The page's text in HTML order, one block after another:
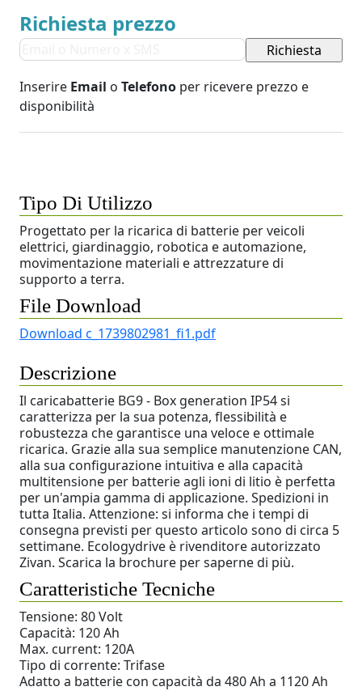
Richiesta prezzo
Inserire Email o Telefono per ricevere prezzo e
disponibilità
Tipo Di Utilizzo
Progettato per la ricarica di batterie per veicoli
elettrici, giardinaggio, robotica e automazione,
movimentazione materiali e attrezzature di
supporto a terra.
File Download
Download c_1739802981_fi1.pdf
Descrizione
Il caricabatterie BG9 - Box generation IP54 si
caratterizza per la sua potenza, flessibilità e
robustezza che garantisce una veloce e ottimale
ricarica. Grazie alla sua semplice manutenzione CAN,
alla sua configurazione intuitiva e alla capacità
multitensione per batterie agli ioni di litio è perfetta
per un'ampia gamma di applicazione. Spedizioni in
tutta Italia. Attenzione: si informa che i tempi di
consegna previsti per questo articolo sono di circa 5
settimane. Ecologydrive è rivenditore autorizzato
Zivan. Scarica la brochure per saperne di più.
Caratteristiche Tecniche
Tensione: 80 Volt
Capacità: 120 Ah
Max. current: 120A
Tipo di corrente: Trifase
Adatto a batterie con capacità da 480 Ah a 1120 Ah